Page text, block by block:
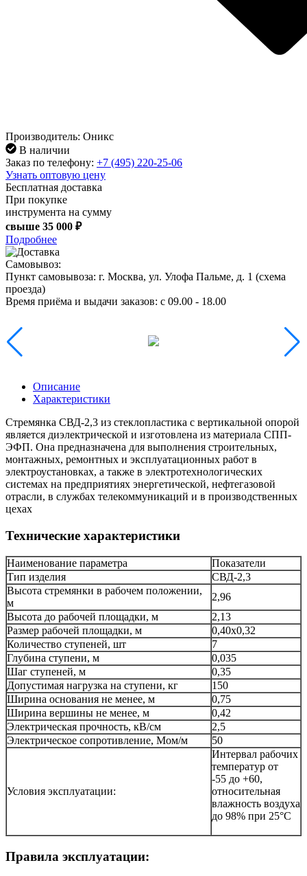
Производитель: Оникс
В наличии
Заказ по телефону: +7 (495) 220-25-06
Узнать оптовую цену
Бесплатная доставка
При покупке
инструмента на сумму
свыше 35 000 ₽
Подробнее
Самовывоз:
Пункт самовывоза: г. Москва, ул. Улофа Пальме, д. 1 (схема
проезда)
Время приёма и выдачи заказов: c 09.00 - 18.00
Описание
Характеристики
Стремянка СВД-2,3 из стеклопластика с вертикальной опорой
является диэлектрической и изготовлена из материала СПП-
ЭФП. Она предназначена для выполнения строительных,
монтажных, ремонтных и эксплуатационных работ в
электроустановках, а также в электротехнологических
системах на предприятиях энергетической, нефтегазовой
отрасли, в службах телекоммуникаций и в производственных
цехах
Технические характеристики
Наименование параметра
Показатели
Тип изделия
СВД-2,3
Высота стремянки в рабочем положении,
м
2,96
Высота до рабочей площадки, м
2,13
Размер рабочей площадки, м
0,40х0,32
Количество ступеней, шт
7
Глубина ступени, м
0,035
Шаг ступеней, м
0,35
Допустимая нагрузка на ступени, кг
150
Ширина основания не менее, м
0,75
Ширина вершины не менее, м
0,42
Электрическая прочность, кВ/см
2,5
Электрическое сопротивление, Мом/м
50
Условия эксплуатации:
Интервал рабочих
температур от
-55 до +60,
относительная
влажность воздуха
до 98% при 25°С
Правила эксплуатации: